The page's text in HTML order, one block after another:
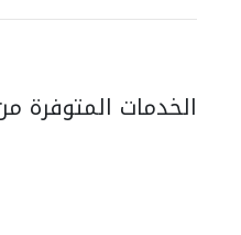
الخدمات المتوفرة